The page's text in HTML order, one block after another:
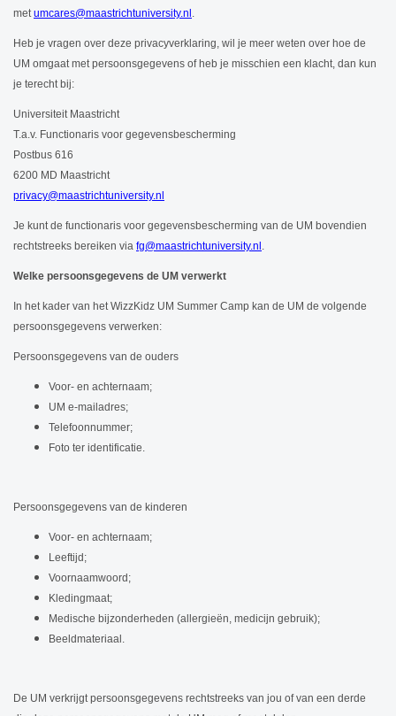
met umcares@maastrichtuniversity.nl
Heb je vragen over deze privacyverklaring, wil je meer weten over hoe de
UM omgaat met persoonsgegevens of heb je misschien een klacht, dan kun
je terecht bij:
Universiteit Maastricht
T.a.v. Functionaris voor gegevensbescherming
Postbus 616
6200 MD Maastricht
privacy@maastrichtuniversity.nl
Je kunt de functionaris voor gegevensbescherming van de UM bovendien
rechtstreeks bereiken via fg@maastrichtuniversity.nl
Welke persoonsgegevens de UM verwerkt
In het kader van het WizzKidz UM Summer Camp kan de UM de volgende
persoonsgegevens verwerken:
Persoonsgegevens van de ouders
Voor- en achternaam;
UM e-mailadres;
Telefoonnummer;
Foto ter identificatie.
Persoonsgegevens van de kinderen
Voor- en achternaam;
Leeftijd;
Voornaamwoord;
Kledingmaat;
Medische bijzonderheden (allergieën, medicijn gebruik);
Beeldmateriaal.
De UM verkrijgt persoonsgegevens rechtstreeks van jou of van een derde